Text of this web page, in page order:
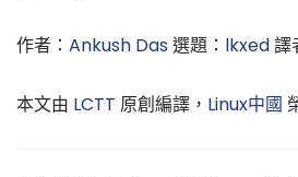
作者： Ankush Das 選題： lkxed譯
本文由 LCTT 原創編譯， Linux中國